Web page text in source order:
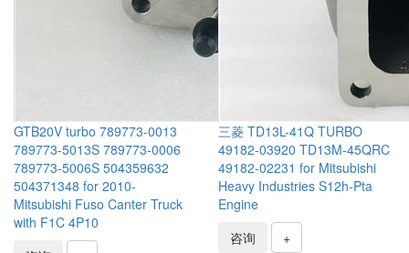
GTB20V turbo 789773-0013
789773-5013S 789773-0006
789773-5006S 504359632
504371348 for 2010-
Mitsubishi Fuso Canter Truck
with F1C 4P10
三菱 TD13L-41Q TURBO
49182-03920 TD13M-45QRC
49182-02231 for Mitsubishi
Heavy Industries S12h-Pta
Engine
咨询
+